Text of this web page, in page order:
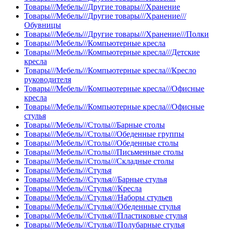
Товары///Мебель///Другие товары///Хранение
Товары///Мебель///Другие товары///Хранение///
Обувницы
Товары///Мебель///Другие товары///Хранение///Полки
Товары///Мебель///Компьютерные кресла
Товары///Мебель///Компьютерные кресла///Детские
кресла
Товары///Мебель///Компьютерные кресла///Кресло
руководителя
Товары///Мебель///Компьютерные кресла///Офисные
кресла
Товары///Мебель///Компьютерные кресла///Офисные
стулья
Товары///Мебель///Столы///Барные столы
Товары///Мебель///Столы///Обеденные группы
Товары///Мебель///Столы///Обеденные столы
Товары///Мебель///Столы///Письменные столы
Товары///Мебель///Столы///Складные столы
Товары///Мебель///Стулья
Товары///Мебель///Стулья///Барные стулья
Товары///Мебель///Стулья///Кресла
Товары///Мебель///Стулья///Наборы стульев
Товары///Мебель///Стулья///Обеденные стулья
Товары///Мебель///Стулья///Пластиковые стулья
Товары///Мебель///Стулья///Полубарные стулья